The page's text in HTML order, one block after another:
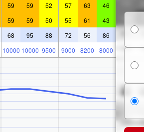
59 59 52 57 63 46
59 59 50 55 61 43
68 95 88 72 56 86
10000 10000 9500 9000 8200 8000